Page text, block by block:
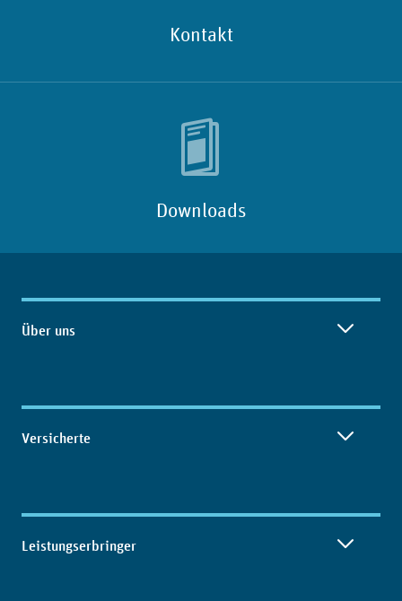
Kontakt
Downloads
Inhaltsübersicht
Über uns
Versicherte
Leistungserbringer